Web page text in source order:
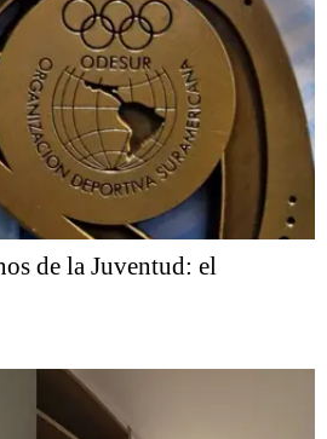
de la Juventud: el